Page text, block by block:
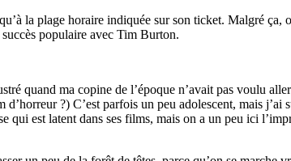
la plage horaire indiquée sur son ticket. Malgré
populaire avec Tim Burton.
quand ma copine de l’époque n’avait pas voulu
d’horreur ?) C’est parfois un peu adolescent, mais
qui est latent dans ses films, mais on a un peu ici